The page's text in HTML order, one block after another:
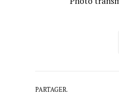
PARTAGER.